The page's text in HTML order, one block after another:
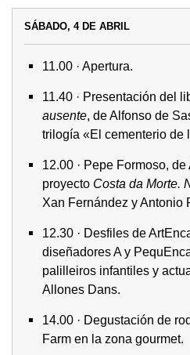
SÁBADO, 4 DE ABRIL
11.00 · Apertura.
11.40 · Presentación del
ausente, de Alfonso de
trilogía «El cementerio de
12.00 · Pepe Formoso,
proyecto Costa da Morte.
Xan Fernández y Antonio
12.30 · Desfiles de
diseñadores A y
palilleiros infantiles y
Allones Dans.
14.00 · Degustación de
Farm en la zona gourmet.